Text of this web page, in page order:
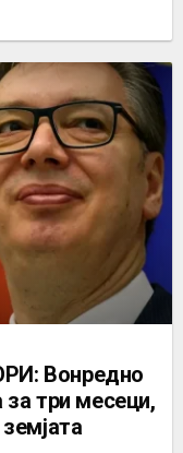
Вонредно
за три месеци,